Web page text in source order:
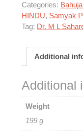
Categories:
HINDU, Samyak
Tag: Dr. M L
Additional
Additional
Weight
199 g